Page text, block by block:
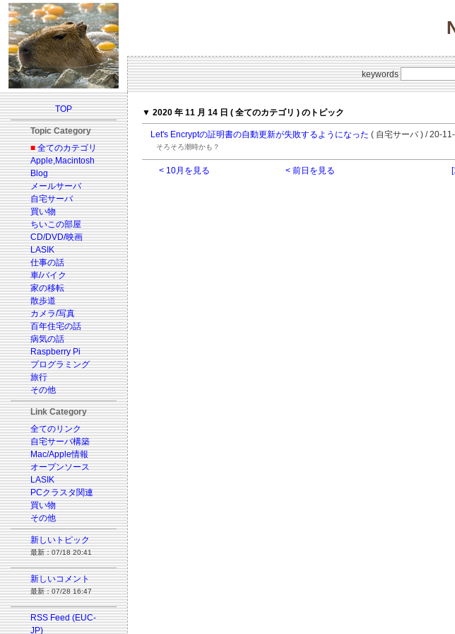
keywords
TOP
Topic Category
■ 全てのカテゴリ
Apple,Macintosh
Blog
メールサーバ
自宅サーバ
買い物
ちいこの部屋
CD/DVD/映画
LASIK
仕事の話
車/バイク
家の移転
散歩道
カメラ/写真
百年住宅の話
病気の話
Raspberry Pi
プログラミング
旅行
その他
Link Category
全てのリンク
自宅サーバ構築
Mac/Apple情報
オープンソース
LASIK
PCクラスタ関連
買い物
その他
新しいトピック
最新：07/18 20:41
新しいコメント
最新：07/28 16:47
RSS Feed (EUC-
JP)
▼ 2020 年 11 月 14 日 ( 全てのカテゴリ ) のトピック
Let's Encryptの証明書の自動更新が失敗するようになった ( 自宅サーバ ) / 20-
そろそろ潮時かも？
< 10月を見る < 前日を見る